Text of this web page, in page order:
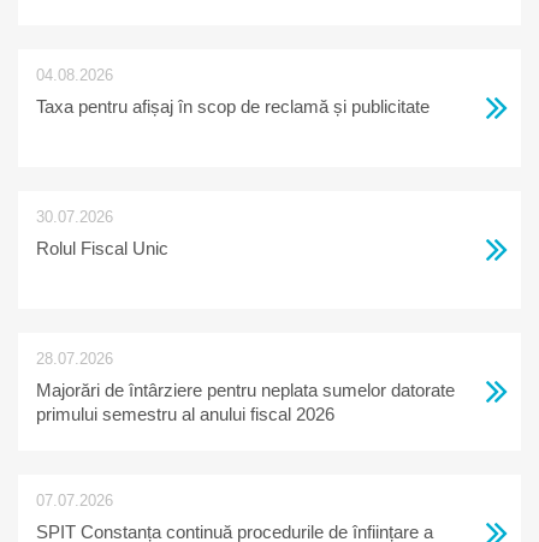
04.08.2026
Taxa pentru afișaj în scop de reclamă și publicitate
30.07.2026
Rolul Fiscal Unic
28.07.2026
Majorări de întârziere pentru neplata sumelor datorate
primului semestru al anului fiscal 2026
07.07.2026
SPIT Constanța continuă procedurile de înființare a